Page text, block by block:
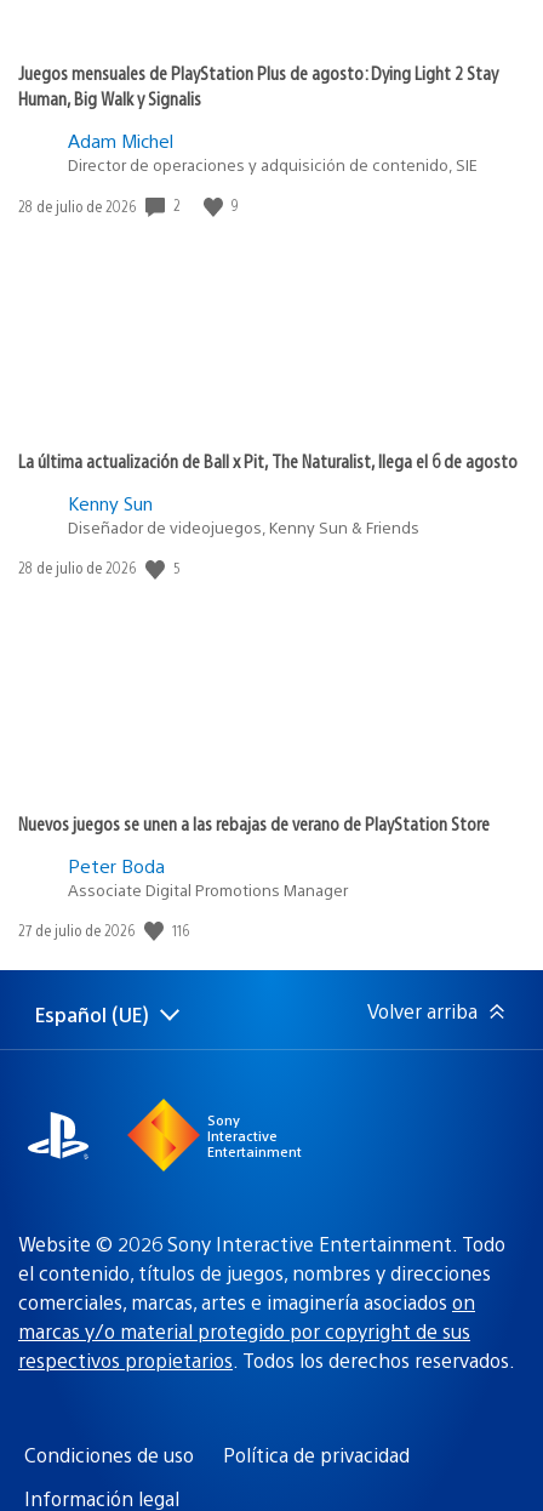
Juegos mensuales de PlayStation Plus de agosto: Dying Light 2 Stay
Human, Big Walk y Signalis
Adam Michel
Director de operaciones y adquisición de contenido, SIE
Fecha
28 de julio de 2026 2 9
La última actualización de Ball x Pit, The Naturalist, llega el 6 de agosto
Kenny Sun
Diseñador de videojuegos, Kenny Sun & Friends
Fecha
28 de julio de 2026 5
Nuevos juegos se unen a las rebajas de verano de PlayStation Store
Peter Boda
Associate Digital Promotions Manager
Fecha
publicación:
27 de julio de 2026 116
Selecciona
una
Región
actual:
Español (UE) Volver arriba
Sony
Interactive
Entertainment
Website © 2026 Sony Interactive Entertainment. Todo
el contenido, títulos de juegos, nombres y direcciones
comerciales, marcas, artes e imaginería asociados on
marcas y/o material protegido por copyright de sus
respectivos propietarios. Todos los derechos reservados.
Condiciones de uso
Política de privacidad
Información legal